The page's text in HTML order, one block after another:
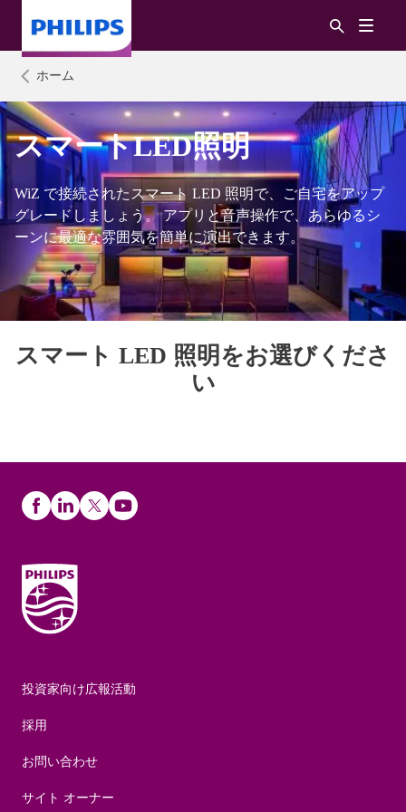
ホーム
スマートLED照明
WiZ で接続されたスマート LED 照明で、ご自宅をアップ
グレードしましょう。 アプリと音声操作で、あらゆるシ
ーンに最適な雰囲気を簡単に演出できます。
スマート LED 照明をお選びくださ
い
投資家向け広報活動
採用
お問い合わせ
サイト オーナー